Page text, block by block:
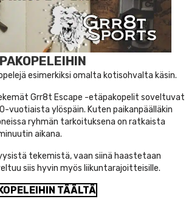
esimerkiksi omalta kotisohvalta käsin.
Grr8t Escape -etäpakopelit soveltuvat
vuotiaista ylöspäin. Kuten paikanpäälläkin
ryhmän tarkoituksena on ratkaista
aikana.
tekemistä, vaan siinä haastetaan
siis hyvin myös liikuntarajoitteisille.
TÄÄLTÄ